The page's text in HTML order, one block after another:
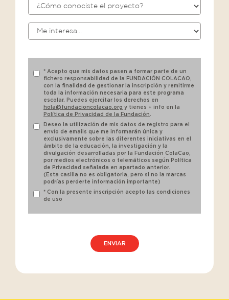
* Acepto que mis datos pasen a formar parte de un
fichero responsabilidad de la FUNDACIÓN COLACAO,
con la finalidad de gestionar la inscripción y remitirme
toda la información necesaria para este programa
escolar. Puedes ejercitar los derechos en
hola@fundacioncolacao.org y tienes + info en la
Política de Privacidad de la Fundación.
Deseo la utilización de mis datos de registro para el
envío de emails que me informarán única y
exclusivamente sobre las diferentes iniciativas en el
ámbito de la educación, la investigación y la
divulgación desarrolladas por la Fundación ColaCao,
por medios electrónicos o telemáticos según Política
de Privacidad señalada en apartado anterior.
(Esta casilla no es obligatoria, pero si no la marcas
podrías perderte información importante)
* Con la presente inscripción acepto las condiciones
de uso